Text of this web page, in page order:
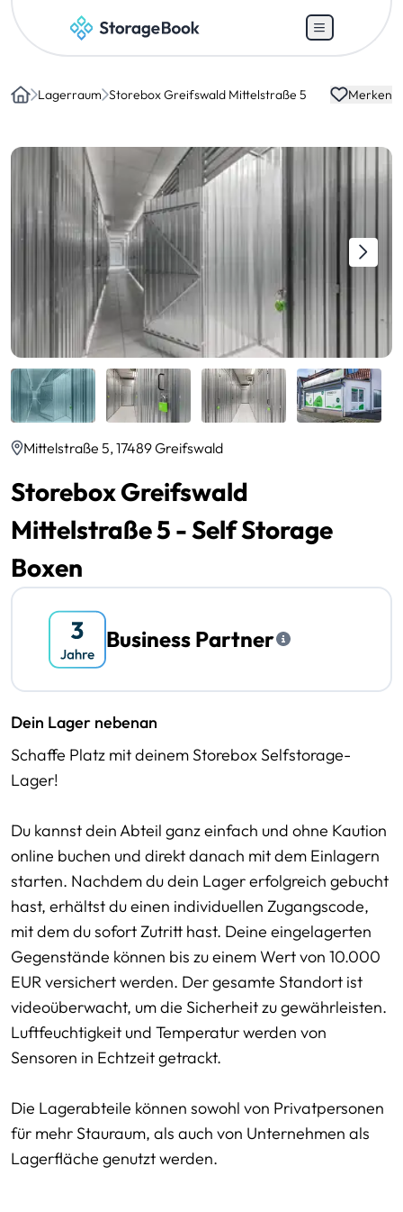
Lagerraum Storebox Greifswald Mittelstraße 5 Merken
Mittelstraße 5, 17489 Greifswald
Storebox Greifswald
Mittelstraße 5 - Self Storage
Boxen
Business Partner
Dein Lager nebenan
Schaffe Platz mit deinem Storebox Selfstorage-
Lager!
Du kannst dein Abteil ganz einfach und ohne Kaution
online buchen und direkt danach mit dem Einlagern
starten. Nachdem du dein Lager erfolgreich gebucht
hast, erhältst du einen individuellen Zugangscode,
mit dem du sofort Zutritt hast. Deine eingelagerten
Gegenstände können bis zu einem Wert von 10.000
EUR versichert werden. Der gesamte Standort ist
videoüberwacht, um die Sicherheit zu gewährleisten.
Luftfeuchtigkeit und Temperatur werden von
Sensoren in Echtzeit getrackt.
Die Lagerabteile können sowohl von Privatpersonen
für mehr Stauraum, als auch von Unternehmen als
Lagerfläche genutzt werden.